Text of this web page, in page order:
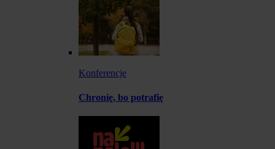
Konferencje
Chronię, bo potrafię